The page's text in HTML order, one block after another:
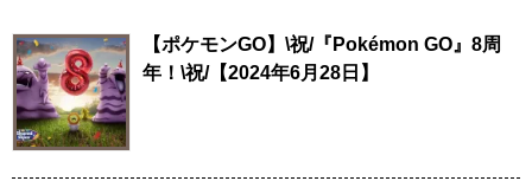
【ポケモンGO】\祝/『Pokémon GO』8周
年！\祝/【2024年6月28日】